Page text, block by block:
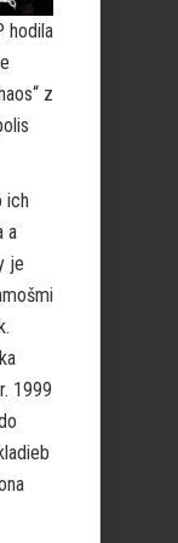
hodila
z
ich
a
je
1999